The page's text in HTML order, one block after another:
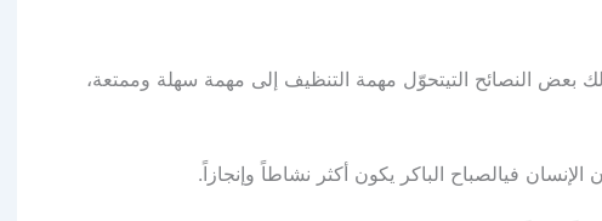
لك بعض النصائح التيتحول مهمة التنظيف إلى مهمة سهلة وممتعة،
الإنسان فيالصباح الباكر يكون أكثر نشاطا وإنجازاً.